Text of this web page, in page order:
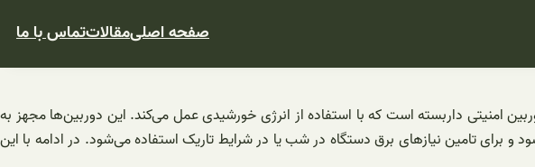
صفحه اصلیمقالاتتماس با ما
امنیتی داربسته است که با استفاده از انرژی خورشیدی عمل می‌کند. این دوربین‌ها مجهز به
و برای تامین نیازهای برق دستگاه در شب یا در شرایط تاریک استفاده می‌شود. در ادامه با این